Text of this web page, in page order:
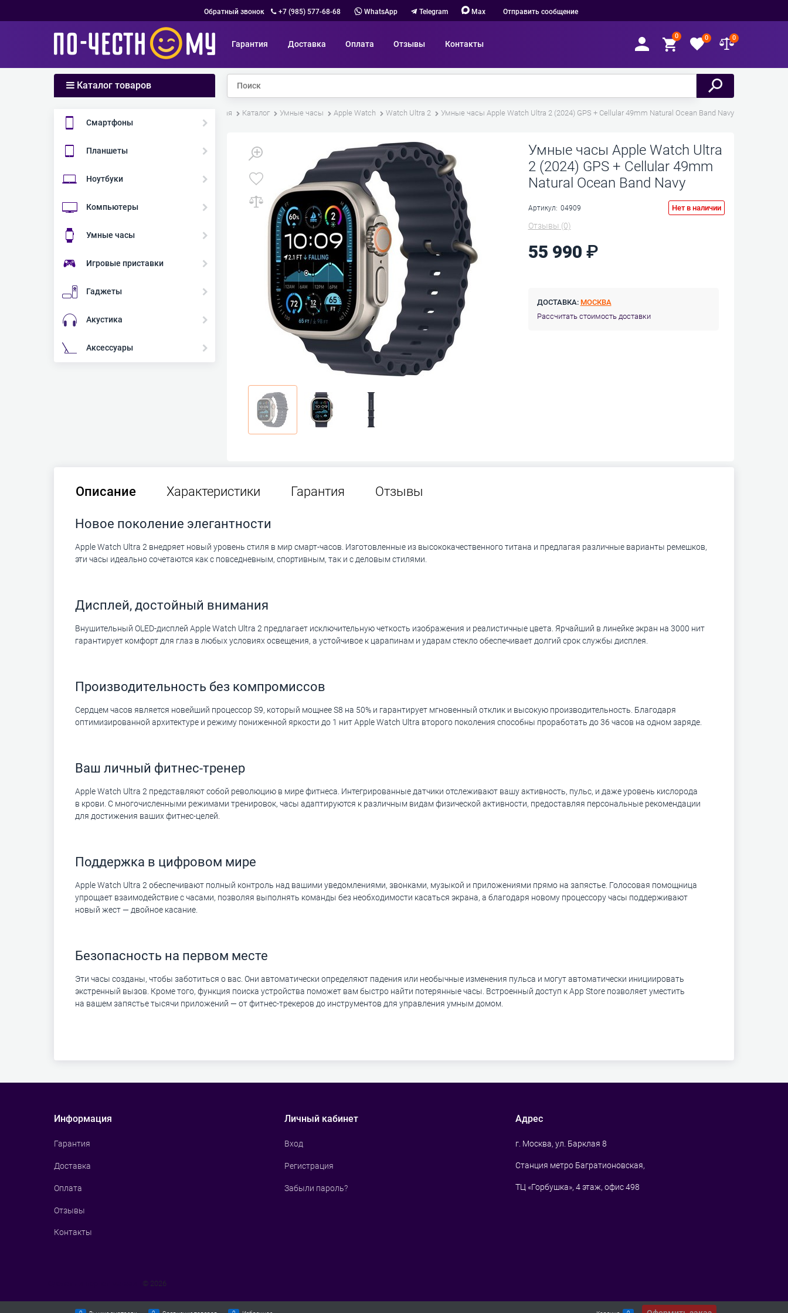
Обратный звонок +7 (985) 577-68-68 WhatsApp Telegram Max Отправить сообщение
Гарантия Доставка Оплата Отзывы Контакты
0 0 0
Каталог товаров
Смартфоны
Планшеты
Ноутбуки
Компьютеры
Умные часы
Игровые приставки
Гаджеты
Акустика
Аксессуары
Главная Каталог Умные часы Apple Watch Watch Ultra 2 Умные часы Apple Watch Ultra 2 (2024) GPS + Cellular 49mm Natural Ocean Band Navy
Умные часы Apple Watch Ultra
2 (2024) GPS + Cellular 49mm
Natural Ocean Band Navy
Артикул: 04909 Нет в наличии
Отзывы (0)
55 990
ДОСТАВКА: МОСКВА
Рассчитать стоимость доставки
Описание Характеристики Гарантия Отзывы
Новое поколение элегантности
Apple Watch Ultra 2 внедряет новый уровень стиля в мир смарт-часов. Изготовленные из высококачественного титана и предлагая различные варианты ремешков,
эти часы идеально сочетаются как с повседневным, спортивным, так и с деловым стилями.
Дисплей, достойный внимания
Внушительный OLED-дисплей Apple Watch Ultra 2 предлагает исключительную четкость изображения и реалистичные цвета. Ярчайший в линейке экран на 3000 нит
гарантирует комфорт для глаз в любых условиях освещения, а устойчивое к царапинам и ударам стекло обеспечивает долгий срок службы дисплея.
Производительность без компромиссов
Сердцем часов является новейший процессор S9, который мощнее S8 на 50% и гарантирует мгновенный отклик и высокую производительность. Благодаря
оптимизированной архитектуре и режиму пониженной яркости до 1 нит Apple Watch Ultra второго поколения способны проработать до 36 часов на одном заряде.
Ваш личный фитнес-тренер
Apple Watch Ultra 2 представляют собой революцию в мире фитнеса. Интегрированные датчики отслеживают вашу активность, пульс, и даже уровень кислорода
в крови. С многочисленными режимами тренировок, часы адаптируются к различным видам физической активности, предоставляя персональные рекомендации
для достижения ваших фитнес-целей.
Поддержка в цифровом мире
Apple Watch Ultra 2 обеспечивают полный контроль над вашими уведомлениями, звонками, музыкой и приложениями прямо на запястье. Голосовая помощница
упрощает взаимодействие с часами, позволяя выполнять команды без необходимости касаться экрана, а благодаря новому процессору часы поддерживают
новый жест — двойное касание.
Безопасность на первом месте
Эти часы созданы, чтобы заботиться о вас. Они автоматически определяют падения или необычные изменения пульса и могут автоматически инициировать
экстренный вызов. Кроме того, функция поиска устройства поможет вам быстро найти потерянные часы. Встроенный доступ к App Store позволяет уместить
на вашем запястье тысячи приложений — от фитнес-трекеров до инструментов для управления умным домом.
Информация
Гарантия
Доставка
Оплата
Отзывы
Контакты
Личный кабинет
Вход
Регистрация
Забыли пароль?
Адрес
г. Москва, ул. Барклая 8
Станция метро Багратионовская,
ТЦ «Горбушка», 4 этаж, офис 498
© 2026